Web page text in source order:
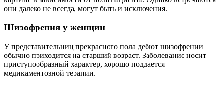
они далеко не всегда, могут быть и исключения.
Шизофрения у женщин
У представительниц прекрасного пола дебют шизофрении
обычно приходится на старший возраст. Заболевание носит
приступообразный характер, хорошо поддается
медикаментозной терапии.